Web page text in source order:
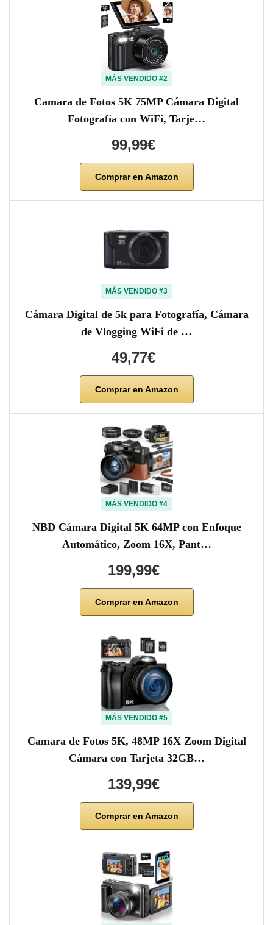
MÁS VENDIDO #2
Camara de Fotos 5K 75MP Cámara Digital
Fotografía con WiFi, Tarje…
99,99€
Comprar en Amazon
MÁS VENDIDO #3
Cámara Digital de 5k para Fotografía, Cámara
de Vlogging WiFi de …
49,77€
Comprar en Amazon
MÁS VENDIDO #4
NBD Cámara Digital 5K 64MP con Enfoque
Automático, Zoom 16X, Pant…
199,99€
Comprar en Amazon
MÁS VENDIDO #5
Camara de Fotos 5K, 48MP 16X Zoom Digital
Cámara con Tarjeta 32GB…
139,99€
Comprar en Amazon